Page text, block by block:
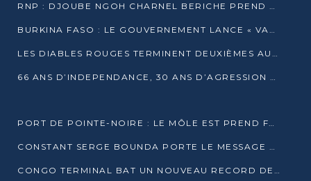
RNP : DJOUBE NGOH CHARNEL BERICHE PREND LES RÊNES DU PARTI
BURKINA FASO : LE GOUVERNEMENT LANCE « VACANCES UTILES 2026 » POUR FORMER LES ÉLÈVES À 15 MÉTIERS
LES DIABLES ROUGES TERMINENT DEUXIÈMES AU CHAMPIONNAT D’AFRIQUE ZONE 3
66 ANS D’INDEPENDANCE, 30 ANS D’AGRESSION RWAN DAISE : 4 PRESIDENCES, UN ECHEC COLLECTIF
PORT DE POINTE-NOIRE : LE MÔLE EST PREND FORME ET VISE LES GÉANTS DES MERS
CONSTANT SERGE BOUNDA PORTE LE MESSAGE DE COMPASSION DE DENIS SASSOU NGUESSO EN IRAN
CONGO TERMINAL BAT UN NOUVEAU RECORD DE PRODUCTIVITÉ AU PORT DE POINTE-NOIRE